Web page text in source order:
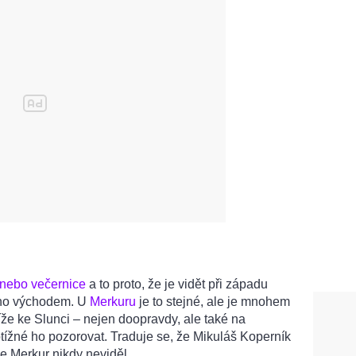
večernice a to proto, že je vidět při západu
východem. U Merkuru je to stejné, ale je mnohem
ke Slunci – nejen doopravdy, ale také na
ho pozorovat. Traduje se, že Mikuláš Koperník